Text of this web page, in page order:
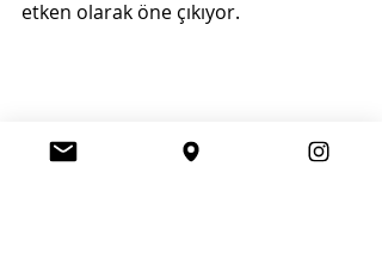
etken olarak öne çıkıyor.